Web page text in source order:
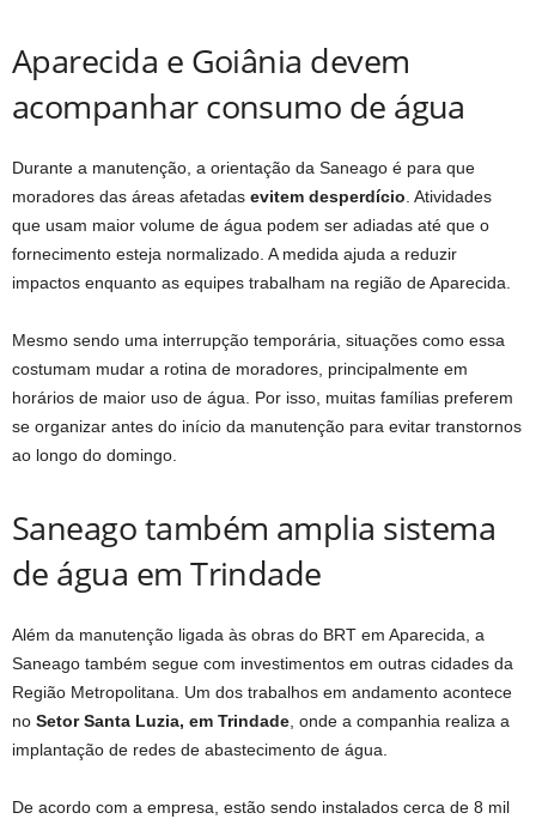
Aparecida e Goiânia devem
acompanhar consumo de água
Durante a manutenção, a orientação da Saneago é para que
moradores das áreas afetadas evitem desperdício. Atividades
que usam maior volume de água podem ser adiadas até que o
fornecimento esteja normalizado. A medida ajuda a reduzir
impactos enquanto as equipes trabalham na região de Aparecida.
Mesmo sendo uma interrupção temporária, situações como essa
costumam mudar a rotina de moradores, principalmente em
horários de maior uso de água. Por isso, muitas famílias preferem
se organizar antes do início da manutenção para evitar transtornos
ao longo do domingo.
Saneago também amplia sistema
de água em Trindade
Além da manutenção ligada às obras do BRT em Aparecida, a
Saneago também segue com investimentos em outras cidades da
Região Metropolitana. Um dos trabalhos em andamento acontece
no Setor Santa Luzia, em Trindade, onde a companhia realiza a
implantação de redes de abastecimento de água.
De acordo com a empresa, estão sendo instalados cerca de 8 mil